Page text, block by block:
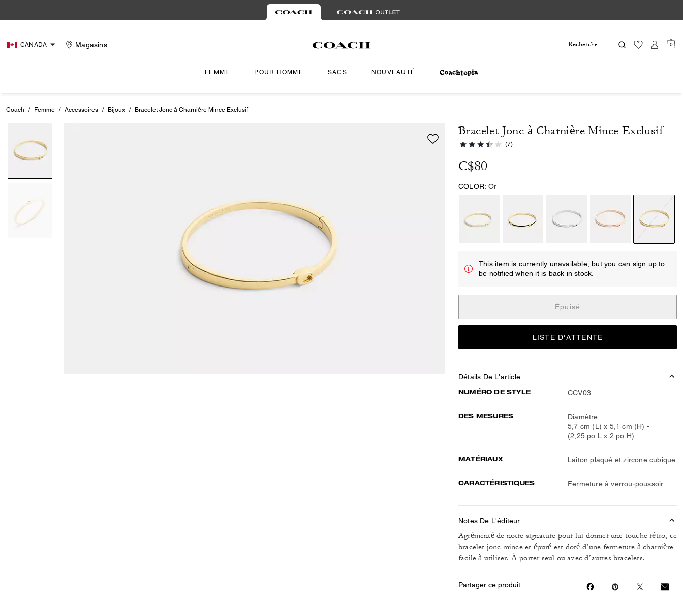
CANADA Magasins 0
FEMME POUR HOMME SACS NOUVEAUTÉ
Coach / Femme / Accessoires / Bijoux / Bracelet Jonc à Charnière Mince Exclusif
Bracelet Jonc à Charnière Mince Exclusif
(7)
C$80
COLOR: Or
This item is currently unavailable, but you can sign up to
be notified when it is back in stock.
Épuisé
LISTE D'ATTENTE
Détails De L'article
NUMÉRO DE STYLE CCV03
DES MESURES
Diamètre :
5,7 cm (L) x 5,1 cm (H) -
(2,25 po L x 2 po H)
MATÉRIAUX Laiton plaqué et zircone cubique
CARACTÉRISTIQUES Fermeture à verrou-poussoir
Notes De L'éditeur
Agrémenté de notre signature pour lui donner une touche rétro, ce
bracelet jonc mince et épuré est doté d’une fermeture à charnière
facile à utiliser. À porter seul ou avec d’autres bracelets.
Partager ce produit